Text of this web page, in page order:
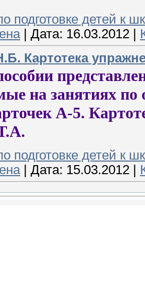
подготовке детей к
| Дата: 16.03.2012
Картотека
на занятиях
А-5.
подготовке детей к
| Дата: 15.03.2012 |